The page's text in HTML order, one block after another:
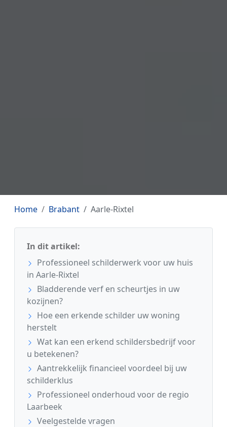
Home Brabant Aarle-Rixtel
In dit artikel:
Professioneel schilderwerk voor uw huis
in Aarle-Rixtel
Bladderende verf en scheurtjes in uw
kozijnen?
Hoe een erkende schilder uw woning
herstelt
Wat kan een erkend schildersbedrijf voor
u betekenen?
Aantrekkelijk financieel voordeel bij uw
schilderklus
Professioneel onderhoud voor de regio
Laarbeek
Veelgestelde vragen